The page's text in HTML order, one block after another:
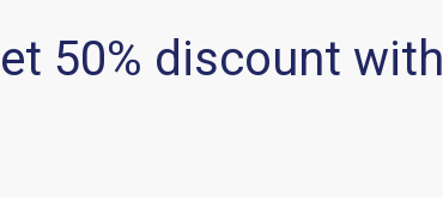
50% discount with